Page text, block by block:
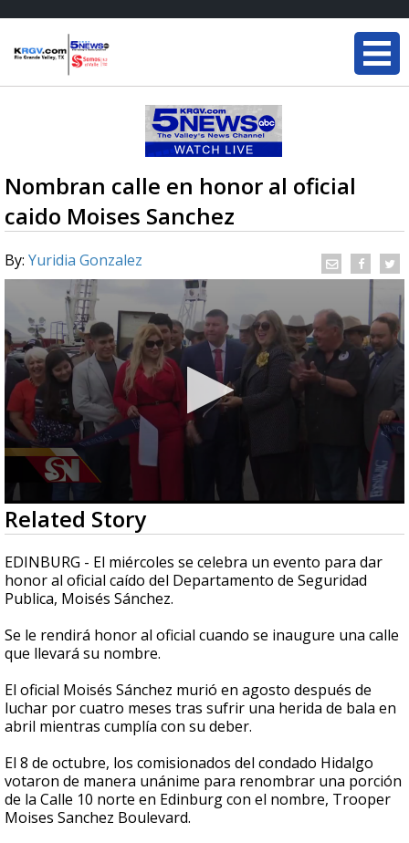
Nombran calle en honor al oficial
caido Moises Sanchez
By: Yuridia Gonzalez
0
seconds
of
2
minutes,
27
seconds
Related Story
EDINBURG - El miércoles se celebra un evento para dar
honor al oficial caído del Departamento de Seguridad
Publica, Moisés Sánchez.
Se le rendirá honor al oficial cuando se inaugure una calle
que llevará su nombre.
El oficial Moisés Sánchez murió en agosto después de
luchar por cuatro meses tras sufrir una herida de bala en
abril mientras cumplía con su deber.
El 8 de octubre, los comisionados del condado Hidalgo
votaron de manera unánime para renombrar una porción
de la Calle 10 norte en Edinburg con el nombre, Trooper
Moises Sanchez Boulevard.